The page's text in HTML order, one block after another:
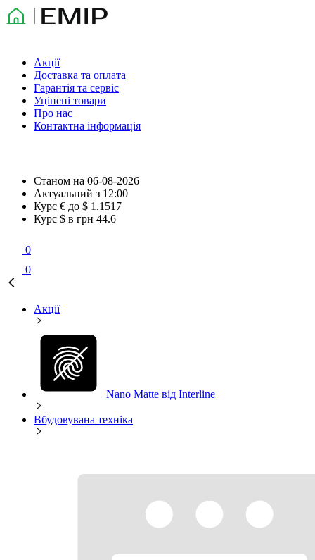
Акції
Доставка та оплата
Гарантія та сервіс
Уцінені товари
Про нас
Контактна інформація
Станом на 06-08-2026
Актуальний з 12:00
Курс € до $ 1.1517
Курс $ в грн 44.6
0
0
Акції
Nano Matte від Interline
Вбудовувана техніка